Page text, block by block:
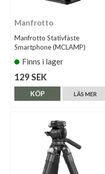
Manfrotto
Manfrotto Stativfäste
Smartphone (MCLAMP)
Finns i lager
129 SEK
LÄS MER
KÖP